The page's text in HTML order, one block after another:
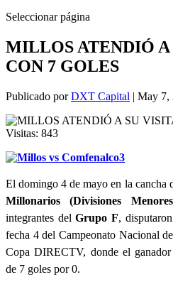
Seleccionar página
MILLOS ATENDIÓ A
CON 7 GOLES
Publicado porDXT Capital | May 7,
Visitas: 843
El domingo 4 de mayo en la cancha
Millonarios (Divisiones
integrantes del Grupo F,
fecha 4 del Campeonato Nacional
Copa DIRECTV, donde el
de 7 goles por 0.